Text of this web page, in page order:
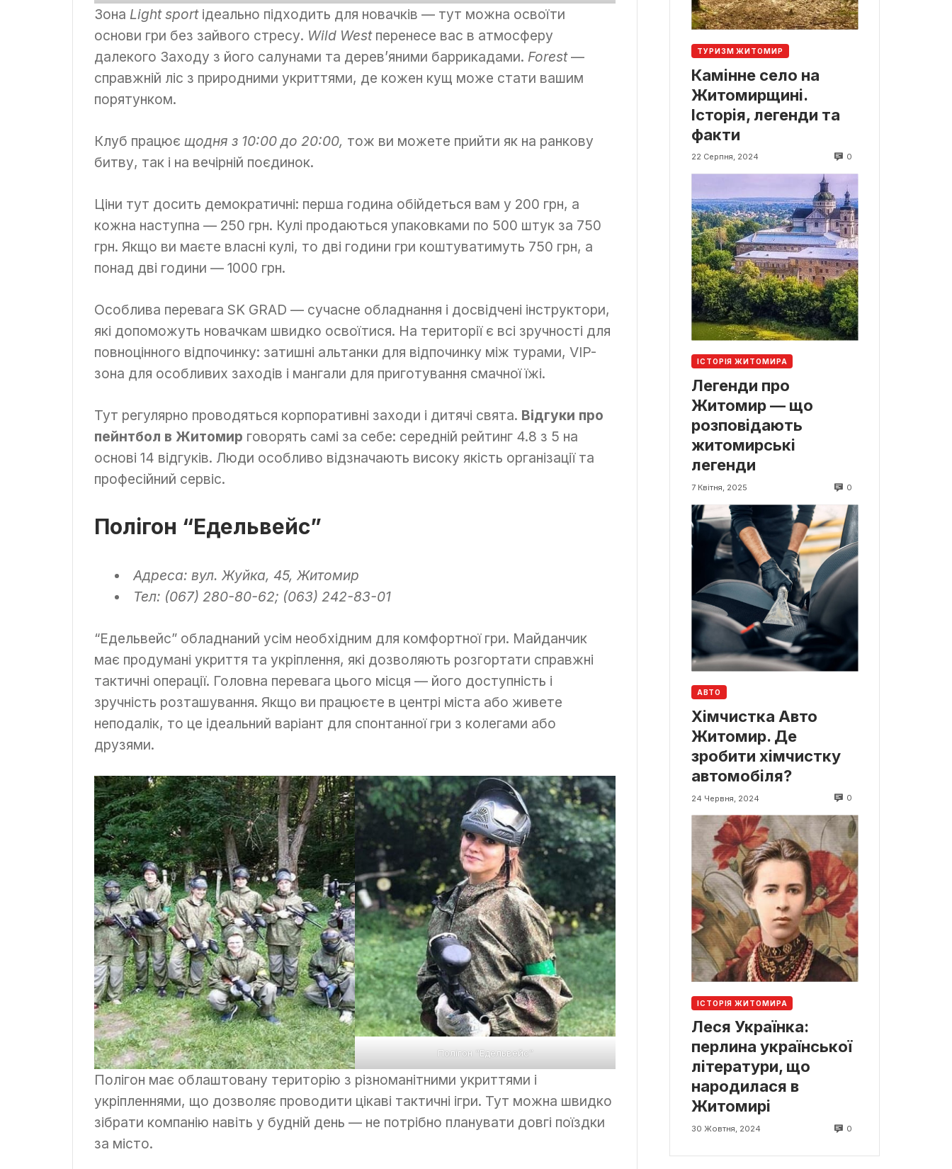
Зона Light sportідеально підходить для новачків — тут можна освоїти
основи гри без зайвого стресу. Wild Westперенесе вас в атмосферу
далекого Заходу з його салунами та дерев’яними баррикадами. Forest—
справжній ліс з природними укриттями, де кожен кущ може стати вашим
порятунком.
Клуб працює щодня з 10:00 до 20:00, тож ви можете прийти як на ранкову
битву, так і на вечірній поєдинок.
Ціни тут досить демократичні: перша година обійдеться вам у 200 грн, а
кожна наступна — 250 грн. Кулі продаються упаковками по 500 штук за 750
грн. Якщо ви маєте власні кулі, то дві години гри коштуватимуть 750 грн, а
понад дві години — 1000 грн.
Особлива перевага SK GRAD — сучасне обладнання і досвідчені інструктори,
які допоможуть новачкам швидко освоїтися. На території є всі зручності для
повноцінного відпочинку: затишні альтанки для відпочинку між турами, VIP-
зона для особливих заходів і мангали для приготування смачної їжі.
Тут регулярно проводяться корпоративні заходи і дитячі свята. Відгуки про
пейнтбол в Житомир говорять самі за себе: середній рейтинг 4.8 з 5 на
основі 14 відгуків. Люди особливо відзначають високу якість організації та
професійний сервіс.
Полігон “Едельвейс”
Адреса: вул. Жуйка, 45, Житомир
Тел: (067) 280-80-62; (063) 242-83-01
“Едельвейс” обладнаний усім необхідним для комфортної гри. Майданчик
має продумані укриття та укріплення, які дозволяють розгортати справжні
тактичні операції. Головна перевага цього місця — його доступність і
зручність розташування. Якщо ви працюєте в центрі міста або живете
неподалік, то це ідеальний варіант для спонтанної гри з колегами або
друзями.
Полігон “Едельвейс”
Полігон має облаштовану територію з різноманітними укриттями і
укріпленнями, що дозволяє проводити цікаві тактичні ігри. Тут можна швидко
зібрати компанію навіть у будній день — не потрібно планувати довгі поїздки
за місто.
ТУРИЗМ ЖИТОМИР
Камінне село на
Житомирщині.
Історія, легенди та
факти
22 Серпня, 2024 0
ІСТОРІЯ ЖИТОМИРА
Легенди про
Житомир — що
розповідають
житомирські
легенди
7 Квітня, 2025 0
АВТО
Хімчистка Авто
Житомир. Де
зробити хімчистку
автомобіля?
24 Червня, 2024 0
ІСТОРІЯ ЖИТОМИРА
Леся Українка:
перлина української
літератури, що
народилася в
Житомирі
30 Жовтня, 2024 0